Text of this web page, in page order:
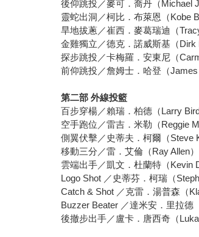
後仰跳投／麥可．喬丹（Michael
靈蛇出洞／柯比．布萊恩（Kobe
旱地拔蔥／崔西．麥葛瑞迪（
金雞獨立／德克．諾威斯基（Dirk
探步跳投／卡梅羅．安東尼（
前仰跳投／詹姆士．哈登（James
第二部 外線投籃
百步穿楊／賴瑞．柏德（Larry Bird
空手跑位／雷吉．米勒（Reggie
側翼伏擊／史蒂夫．柯爾（Steve
移動三分／雷．艾倫（Ray Allen）
雲端出手／凱文．杜蘭特（Kevin
Logo Shot ／史蒂芬．柯瑞（
Catch & Shot ／克雷．湯普森（
Buzzer Beater ／達米安．里拉德
後撤步出手／盧卡．唐西奇（Luka